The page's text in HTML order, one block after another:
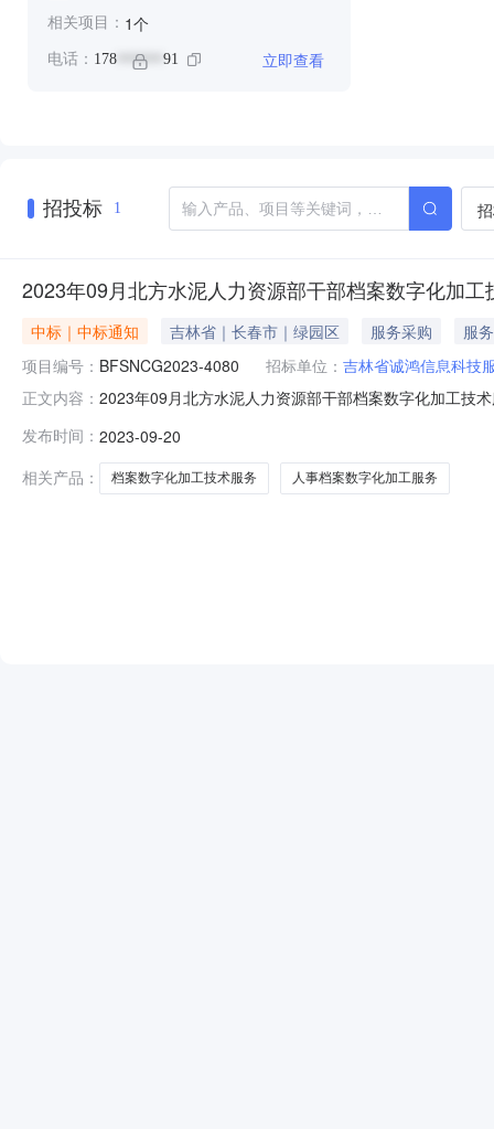
相关项目： 1个
电话： 178 ****** 91 立即查看
招投标 1
2023年09月北方水泥人力资源部干部档案数字化加
中标｜中标通知 吉林省｜长春市｜绿园区 服务采购
服务
项目编号： BFSNCG2023-4080 招标单位： 吉林省诚鸿信息科技
正文内容： 2023年09月北方水泥人力资源部干部档案数字化加工技
省诚鸿信息科技服务有限公司李佳星17804339291有效
总部-咨询服务
发布时间： 2023-09-20
相关产品：
档案数字化加工技术服务 人事档案数字化加工服务